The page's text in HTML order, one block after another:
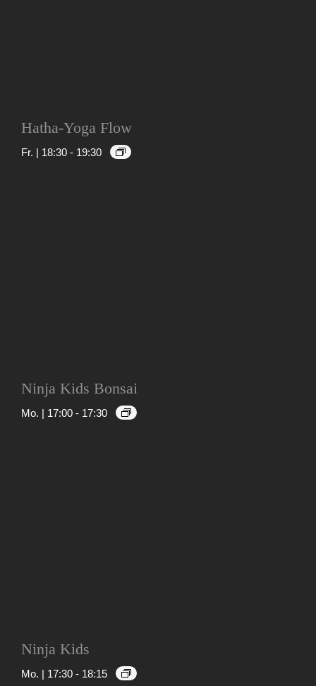
Hatha-Yoga Flow
Fr. | 18:30 - 19:30
Ninja Kids Bonsai
Mo. | 17:00 - 17:30
Ninja Kids
Mo. | 17:30 - 18:15